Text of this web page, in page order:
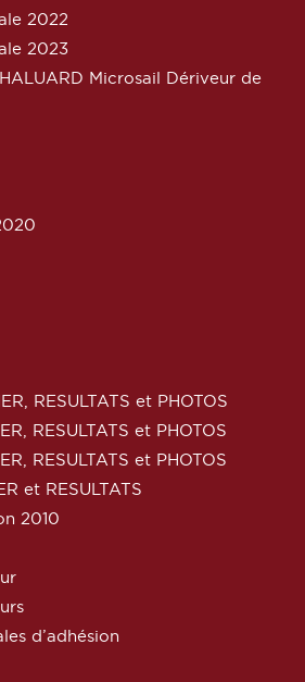
2022
2023
Microsail Dériveur de
RESULTATS et PHOTOS
RESULTATS et PHOTOS
RESULTATS et PHOTOS
et RESULTATS
2010
d’adhésion